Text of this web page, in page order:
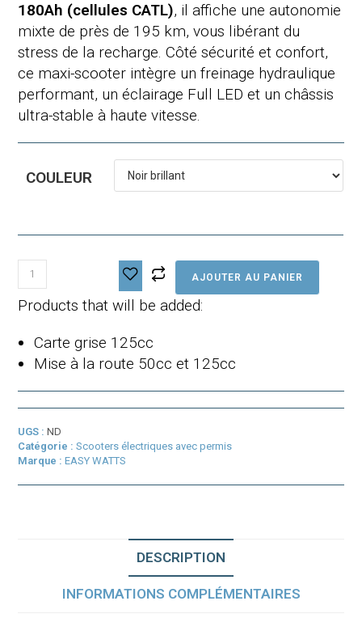
180Ah (cellules CATL), il affiche une autonomie
mixte de près de 195 km, vous libérant du
stress de la recharge. Côté sécurité et confort,
ce maxi-scooter intègre un freinage hydraulique
performant, un éclairage Full LED et un châssis
ultra-stable à haute vitesse.
COULEUR
Cruiser
AJOUTER AU PANIER
Products that will be added:
Carte grise 125cc
Mise à la route 50cc et 125cc
UGS :ND
Catégorie :Scooters électriques avec permis
Marque :EASY WATTS
DESCRIPTION
INFORMATIONS COMPLÉMENTAIRES